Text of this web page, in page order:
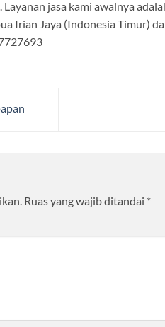
jasa kami awalnya
Irian Jaya (Indonesia Timur)
Ruas yang wajib ditandai *